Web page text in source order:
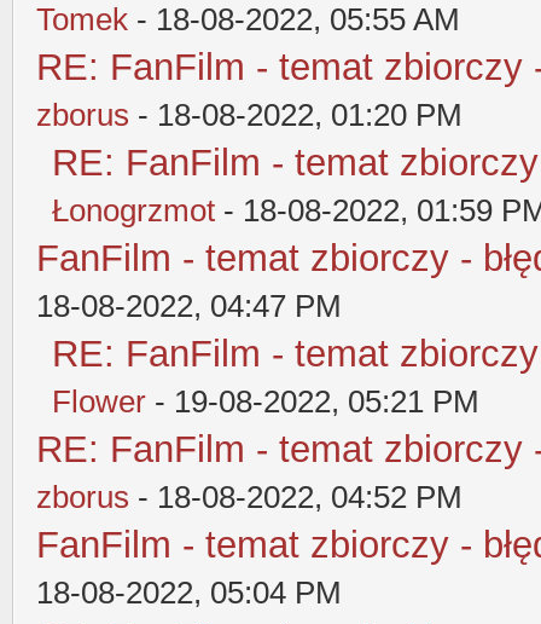
Tomek - 18-08-2022, 05:55 AM
RE: FanFilm - temat zbiorczy
zborus - 18-08-2022, 01:20 PM
RE: FanFilm - temat
Łonogrzmot - 18-08-2022, 01:59
FanFilm - temat zbiorczy -
18-08-2022, 04:47 PM
RE: FanFilm - temat
Flower - 19-08-2022, 05:21 PM
RE: FanFilm - temat zbiorczy
zborus - 18-08-2022, 04:52 PM
FanFilm - temat zbiorczy -
18-08-2022, 05:04 PM